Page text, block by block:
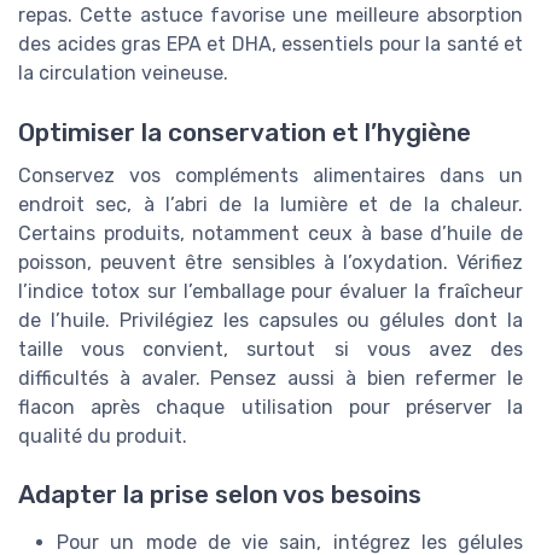
repas. Cette astuce favorise une meilleure absorption
des acides gras EPA et DHA, essentiels pour la santé et
la circulation veineuse.
Optimiser la conservation et l’hygiène
Conservez vos compléments alimentaires dans un
endroit sec, à l’abri de la lumière et de la chaleur.
Certains produits, notamment ceux à base d’huile de
poisson, peuvent être sensibles à l’oxydation. Vérifiez
l’indice totox sur l’emballage pour évaluer la fraîcheur
de l’huile. Privilégiez les capsules ou gélules dont la
taille vous convient, surtout si vous avez des
difficultés à avaler. Pensez aussi à bien refermer le
flacon après chaque utilisation pour préserver la
qualité du produit.
Adapter la prise selon vos besoins
Pour un mode de vie sain, intégrez les gélules